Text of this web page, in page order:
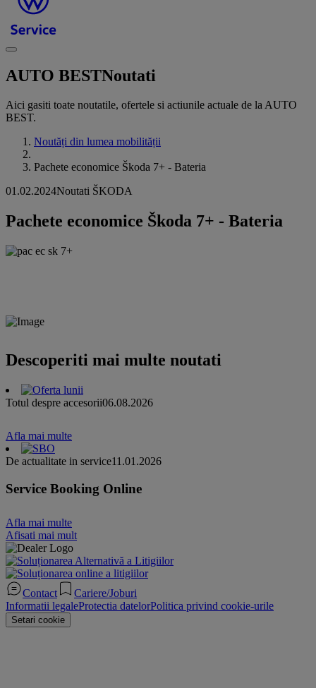
AUTO BESTNoutati
Aici gasiti toate noutatile, ofertele si actiunile actuale de la AUTO
BEST.
Noutăți din lumea mobilității
Pachete economice Škoda 7+ - Bateria
01.02.2024Noutati ŠKODA
Pachete economice Škoda 7+ - Bateria
Descoperiti mai multe noutati
Totul despre accesorii06.08.2026
Afla mai multe
De actualitate in service11.01.2026
Service Booking Online
Afla mai multe
Afisati mai mult
Contact
Cariere/Joburi
Informatii legaleProtectia datelorPolitica privind cookie-urile
Setari cookie